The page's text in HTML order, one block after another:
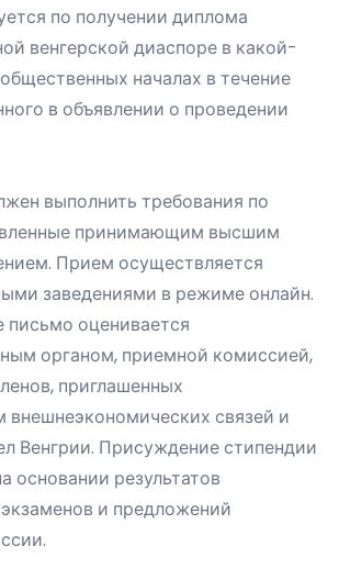
по получении диплома
венгерской диаспоре в какой-
началах в течение
в объявлении о проведении
выполнить требования по
принимающим высшим
Прием осуществляется
заведениями в режиме онлайн.
оценивается
органом, приемной комиссией,
приглашенных
связей и
Венгрии. Присуждение стипендии
основании результатов
и предложений